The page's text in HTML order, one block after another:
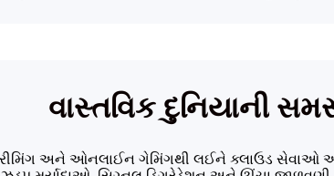
વાસ્તવિક દુનિયાની
અને ઓનલાઈન ગેમિંગથી લઈને ક્લાઉડ સેવાઓ અને